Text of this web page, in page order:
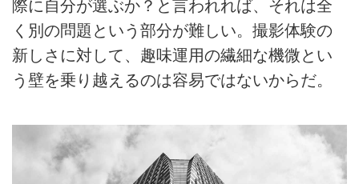
際に自分が選ぶか？と言われれば、それは全
く別の問題という部分が難しい。撮影体験の
新しさに対して、趣味運用の繊細な機微とい
う壁を乗り越えるのは容易ではないからだ。